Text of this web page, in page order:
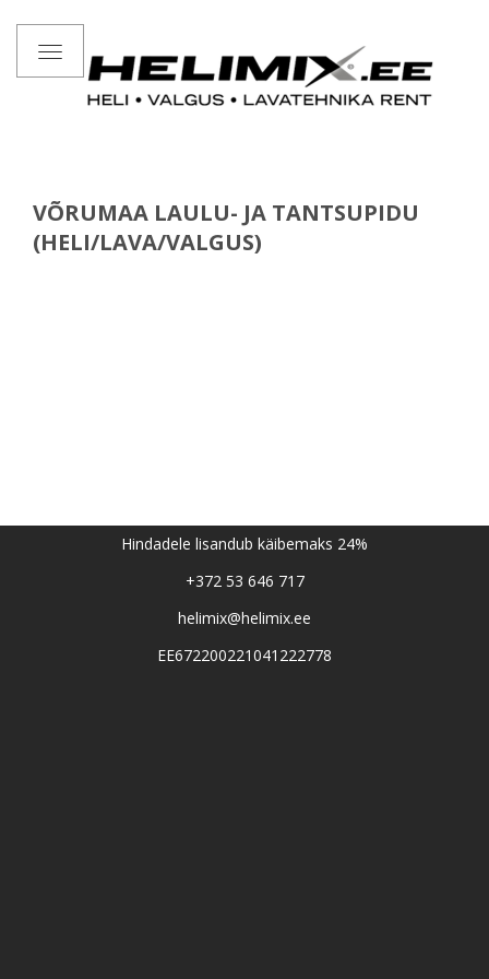
Toggle
navigation
VÕRUMAA LAULU- JA TANTSUPIDU
(HELI/LAVA/VALGUS)
Hindadele lisandub käibemaks 24%
+372 53 646 717
helimix@helimix.ee
EE672200221041222778